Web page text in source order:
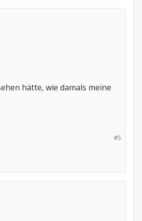
hätte, wie damals meine
#5